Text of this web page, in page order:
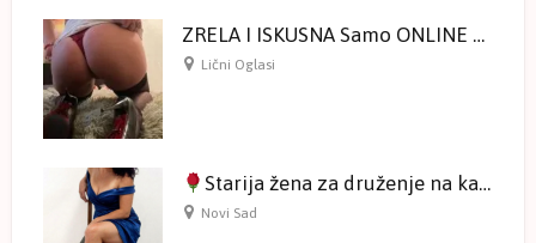
ZRELA I ISKUSNA Samo ONLINE druženje na kameri
Lični Oglasi
Starija žena za druženje na kameri
Novi Sad